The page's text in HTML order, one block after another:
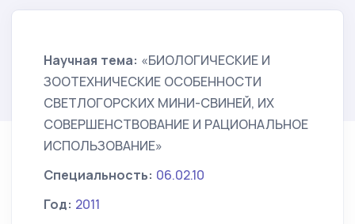
Научная тема: «БИОЛОГИЧЕСКИЕ И
ЗООТЕХНИЧЕСКИЕ ОСОБЕННОСТИ
СВЕТЛОГОРСКИХ МИНИ-СВИНЕЙ, ИХ
СОВЕРШЕНСТВОВАНИЕ И РАЦИОНАЛЬНОЕ
ИСПОЛЬЗОВАНИЕ»
Специальность: 06.02.10
Год: 2011